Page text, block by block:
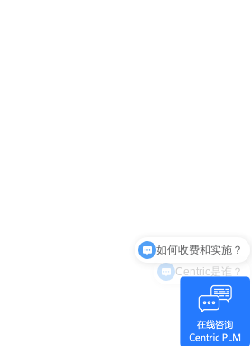
Centric是谁？